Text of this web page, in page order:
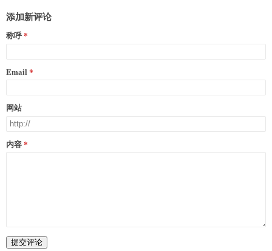
添加新评论
称呼
Email
网站
内容
提交评论